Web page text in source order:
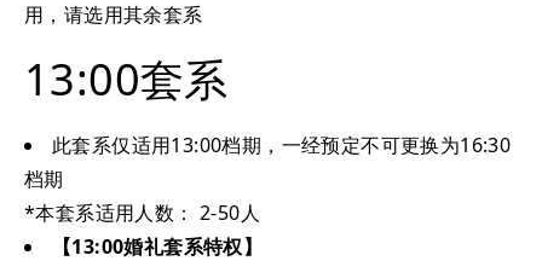
用，请选用其余套系
13:00套系
此套系仅适用13:00档期，一经预定不可更换为16:30
档期
*本套系适用人数： 2-50人
【13:00婚礼套系特权】